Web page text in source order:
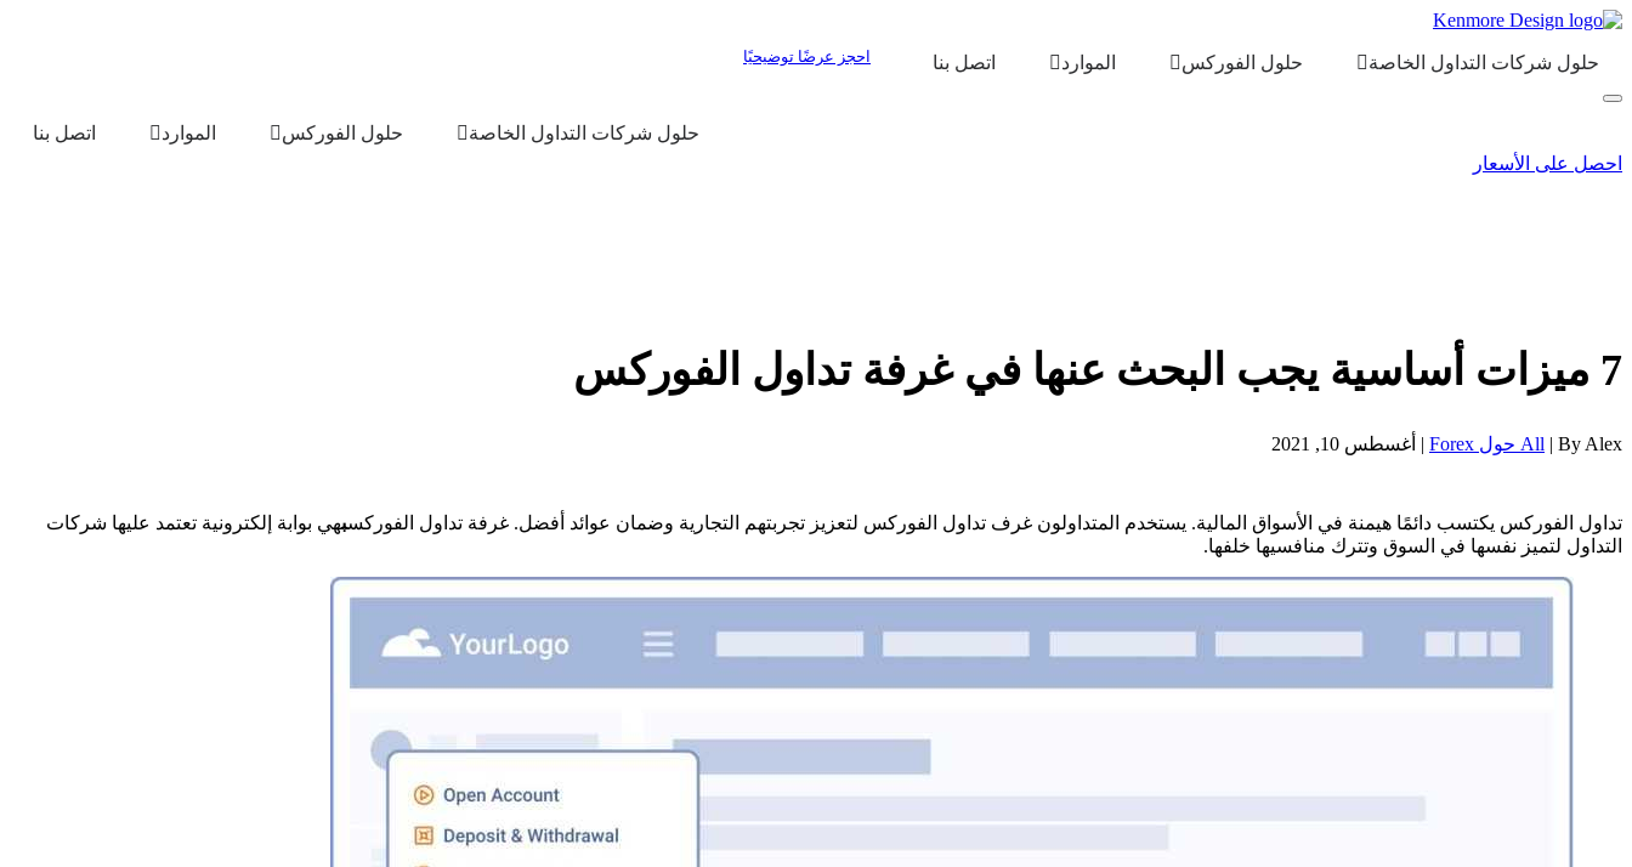
حلول شركات التداول الخاصة حلول الفوركس الموارد اتصل بنا احجز عرضًا توضيحيًا
حلول شركات التداول الخاصة حلول الفوركس الموارد
اتصل بنا
احصل على الأسعار
7 ميزات أساسية يجب البحث عنها في غرفة تداول الفوركس
By Alex | All حول Forex | أغسطس 10, 2021
تداول الفوركس يكتسب دائمًا هيمنة في الأسواق المالية. يستخدم المتداولون غرف تداول الفوركس لتعزيز تجربتهم التجارية وضمان عوائد أفضل. غرفة تداول الفوركسبهي بوابة إلكترونية تعتمد عليها شركات
التداول لتميز نفسها في السوق وتترك منافسيها خلفها.